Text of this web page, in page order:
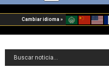
Cambiar idioma »